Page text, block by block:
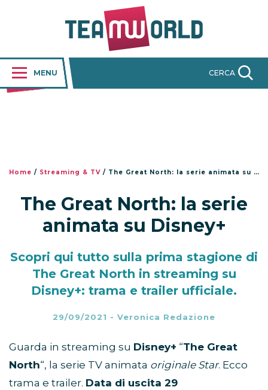
MENU CERCA
Home / Streaming & TV / The Great North: la serie animata su Disney+
The Great North: la serie
animata su Disney+
Scopri qui tutto sulla prima stagione di
The Great North in streaming su
Disney+: trama e trailer ufficiale.
29/09/2021 - Veronica Redazione
Guarda in streaming su Disney+ “The Great
North“, la serie TV animata originale Star. Ecco
trama e trailer. Data di uscita 29